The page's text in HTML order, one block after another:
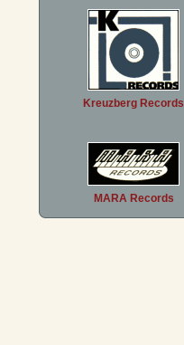
Kreuzberg Records
MARA Records